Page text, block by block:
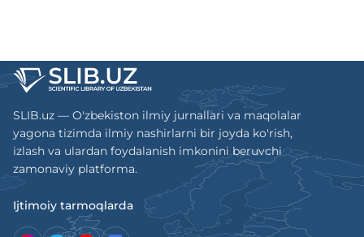
SLIB.uz — O'zbekiston ilmiy jurnallari va maqolalar
yagona tizimda ilmiy nashirlarni bir joyda ko'rish,
izlash va ulardan foydalanish imkonini beruvchi
zamonaviy platforma.
Ijtimoiy tarmoqlarda